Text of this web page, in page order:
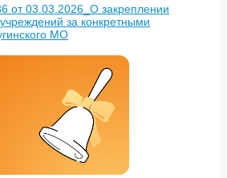
от 03.03.2026_О закреплении
за конкретными
МО